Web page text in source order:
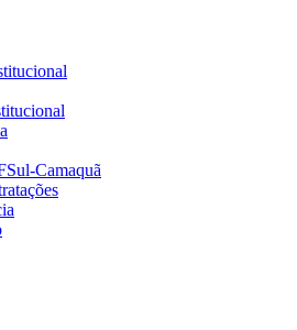
Camaquã